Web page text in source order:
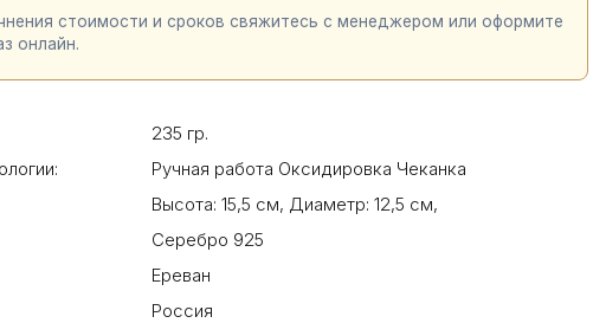
стоимости и сроков свяжитесь с менеджером или оформите
онлайн.
235 гр.
Ручная работа Оксидировка Чеканка
Высота: 15,5 см, Диаметр: 12,5 см,
Серебро 925
Ереван
Россия